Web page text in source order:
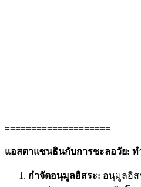
====================
แอสตาแซนธินกับการชะลอวัย: ท
กำจัดอนุมูลอิสระ: อนุมูลอิส